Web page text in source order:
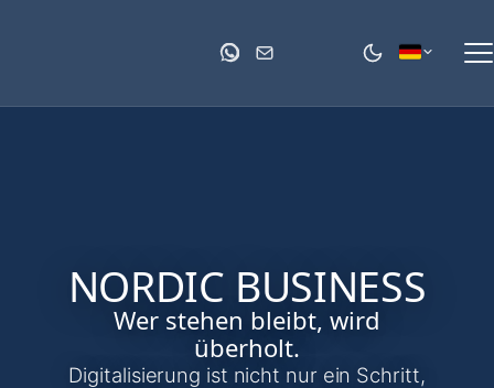
NORDIC BUSINESS
Wer stehen bleibt, wird
überholt.
Digitalisierung ist nicht nur ein Schritt,